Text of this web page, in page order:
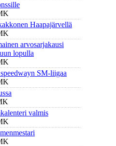
Haapajärvellä
arvosarjakausi
lopulla
SM-liigaa
valmis